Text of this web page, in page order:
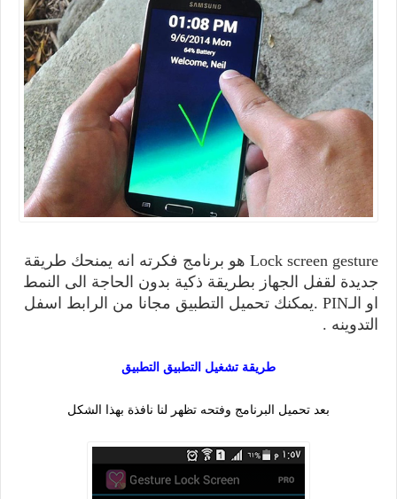
Lock screen gesture هو برنامج فكرته انه يمنحك طريقة
جديدة لقفل الجهاز بطريقة ذكية بدون الحاجة الى النمط
او الـPIN .يمكنك تحميل التطبيق مجانا من الرابط اسفل
التدوينه .
طريقة تشغيل التطبيق التطبيق
بعد تحميل البرنامج وفتحه تظهر لنا نافذة بهذا الشكل